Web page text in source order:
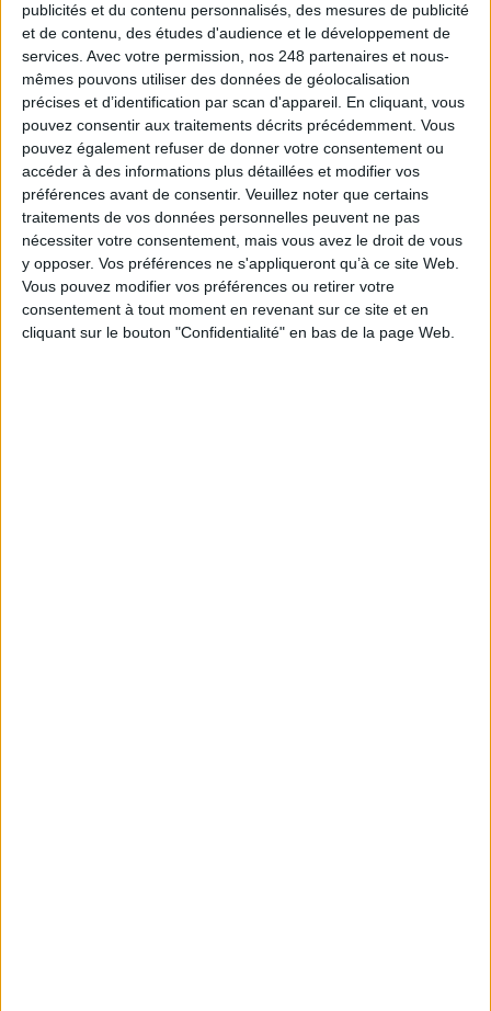
publicités et du contenu personnalisés, des mesures de publicité
et de contenu, des études d'audience et le développement de
services. Avec votre permission, nos 248 partenaires et nous-
mêmes pouvons utiliser des données de géolocalisation
précises et d’identification par scan d'appareil. En cliquant, vous
pouvez consentir aux traitements décrits précédemment. Vous
pouvez également refuser de donner votre consentement ou
accéder à des informations plus détaillées et modifier vos
préférences avant de consentir. Veuillez noter que certains
traitements de vos données personnelles peuvent ne pas
nécessiter votre consentement, mais vous avez le droit de vous
y opposer. Vos préférences ne s'appliqueront qu’à ce site Web.
Vous pouvez modifier vos préférences ou retirer votre
consentement à tout moment en revenant sur ce site et en
cliquant sur le bouton "Confidentialité" en bas de la page Web.
La maturité numérique des entreprises françaises
laisse à désirer
Le Bénin bascule dans la dématérialisation tous
azimuts
Construire et faire vivre son référentiel
d’archivage : mode d’emploi, entre conformité et